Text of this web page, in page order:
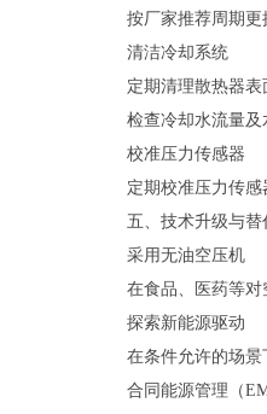
按厂家推荐周期更
清洁冷却系统
定期清理散热器表
检查冷却水流量及
校准压力传感器
定期校准压力传感
五、技术升级与替
采用无油空压机
在食品、医药等对
探索新能源驱动
在条件允许的场景
合同能源管理（